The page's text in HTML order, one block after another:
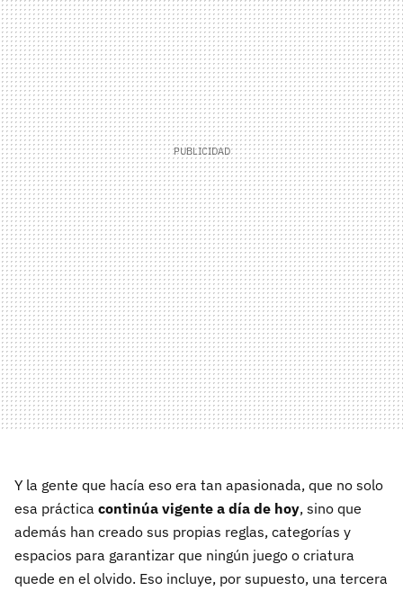
Y la gente que hacía eso era tan apasionada, que no solo
esa práctica continúa vigente a día de hoy, sino que
además han creado sus propias reglas, categorías y
espacios para garantizar que ningún juego o criatura
quede en el olvido. Eso incluye, por supuesto, una tercera